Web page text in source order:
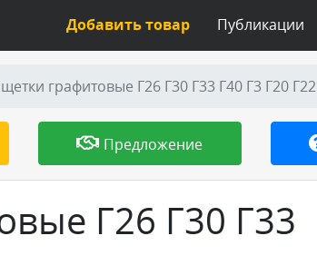
Публикации
Добавить товар
графитовые Г26 Г30 Г33 Г40 Г3 Г20 Г22
Предложение
Г26 Г30 Г33